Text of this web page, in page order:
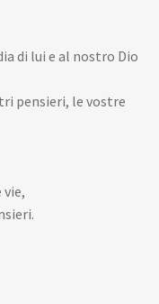
di lui e al nostro Dio
pensieri, le vostre